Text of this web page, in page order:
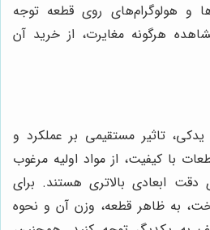
و هولوگرام‌های روی قطعه توجه
هرگونه مغایرت، از خرید آن
تاثیر مستقیمی بر عملکرد و
با کیفیت، از مواد اولیه مرغوب
ابعادی بالاتری هستند. برای
به ظاهر قطعه، وزن آن و نحوه